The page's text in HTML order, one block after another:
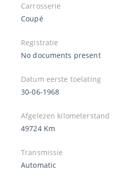
Carrosserie
Coupé
Registratie
No documents present
Datum eerste toelating
30-06-1968
Afgelezen kilometerstand
49724 Km
Transmissie
Automatic